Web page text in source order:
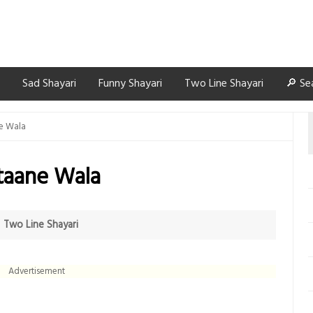
Sad Shayari Funny Shayari Two Line Shayari 🔎
Wala
Wala
Two Line Shayari
Advertisement